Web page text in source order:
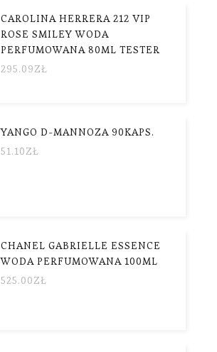
CAROLINA HERRERA 212 VIP
ROSE SMILEY WODA
PERFUMOWANA 80ML TESTER
295.09ZŁ
YANGO D-MANNOZA 90KAPS.
51.10ZŁ
CHANEL GABRIELLE ESSENCE
WODA PERFUMOWANA 100ML
525.00ZŁ